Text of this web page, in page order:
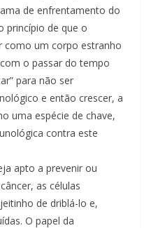
de enfrentamento do
princípio de que o
como um corpo estranho
o passar do tempo
para não ser
e então crescer, a
uma espécie de chave,
contra este
apto a prevenir ou
as células
de driblá-lo e,
O papel da